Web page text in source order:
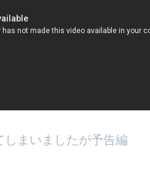
しまいましたが予告編